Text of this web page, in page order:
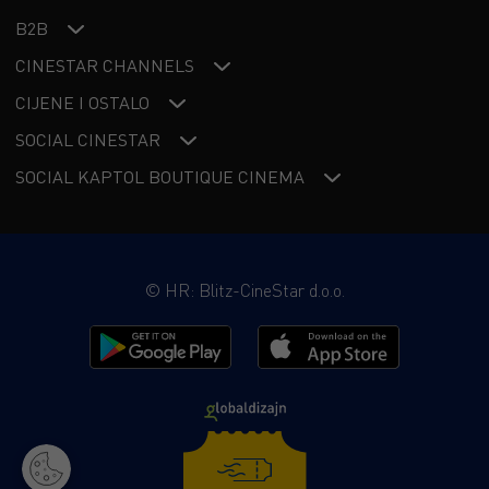
B2B
CINESTAR CHANNELS
CIJENE I OSTALO
SOCIAL CINESTAR
SOCIAL KAPTOL BOUTIQUE CINEMA
© HR: Blitz-CineStar d.o.o.